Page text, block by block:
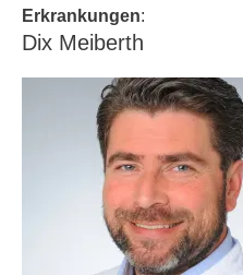
Erkrankungen:
Dix Meiberth